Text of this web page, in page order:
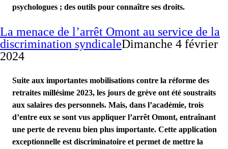
psychologues ; des outils pour connaître ses droits.
La menace de l’arrêt Omont au service de la
discrimination syndicaleDimanche 4 février
2024
Suite aux importantes mobilisations contre la réforme des
retraites millésime 2023, les jours de grève ont été soustraits
aux salaires des personnels. Mais, dans l’académie, trois
d’entre eux se sont vus appliquer l’arrêt Omont, entraînant
une perte de revenu bien plus importante. Cette application
exceptionnelle est discriminatoire et permet de mettre la